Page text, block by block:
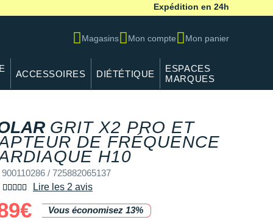
Expédition en 24h
Magasins Mon compte Mon panier
ACCESSOIRES DIÉTÉTIQUE
ESPACES
MARQUES
GRIT X2 PRO ET
DE FRÉQUENCE
H10
900110286 / 725882065137
Lire les 2 avis
Vous économisez 13%